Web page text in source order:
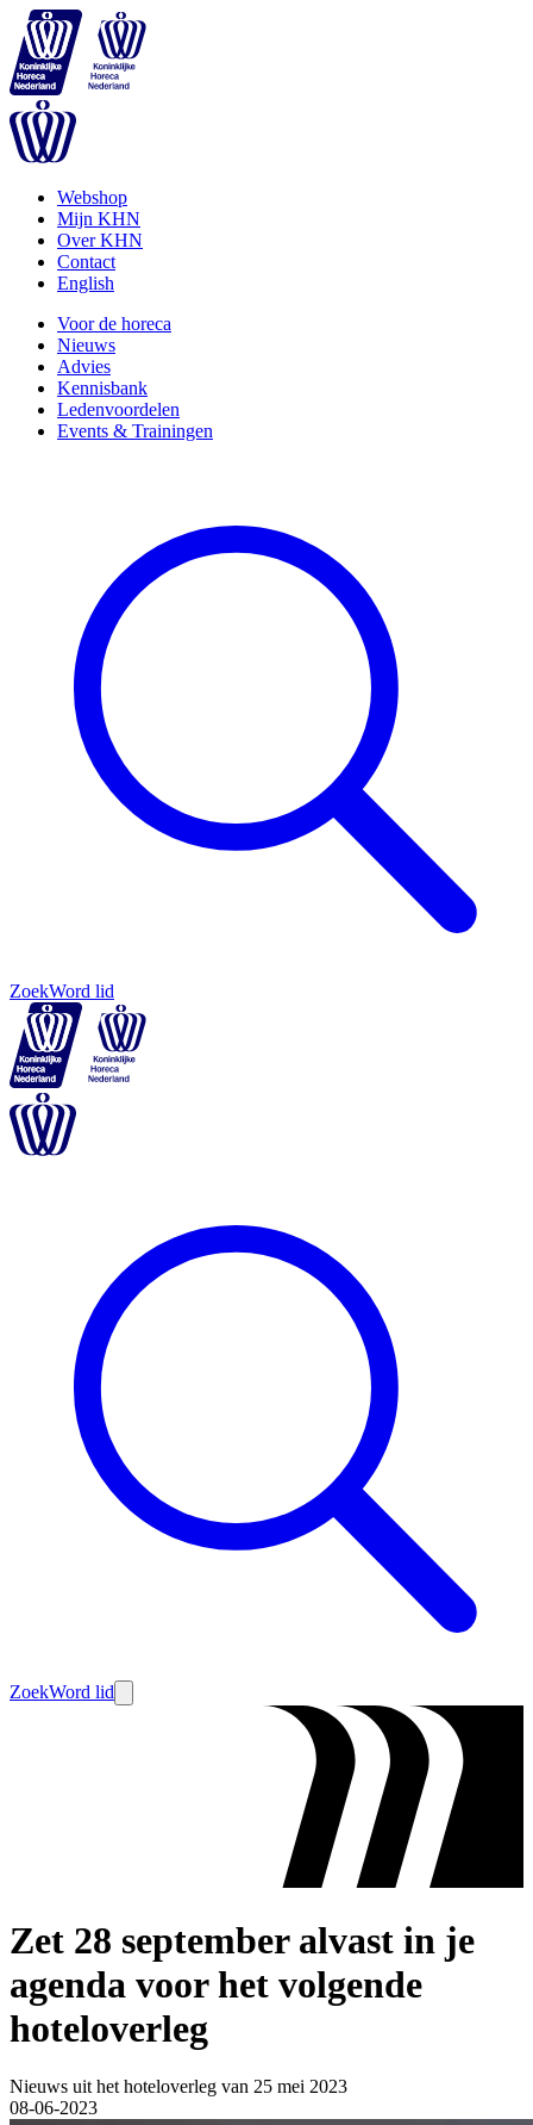
Webshop
Mijn KHN
Over KHN
Contact
English
Voor de horeca
Nieuws
Advies
Kennisbank
Ledenvoordelen
Events & Trainingen
ZoekWord lid
ZoekWord lid
Zet 28 september alvast in je
agenda voor het volgende
hoteloverleg
Nieuws uit het hoteloverleg van 25 mei 2023
08-06-2023